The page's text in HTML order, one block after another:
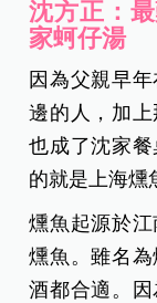
沈方正：
家蚵仔湯
因為父親早
邊的人，加
也成了沈家
的就是上海燻
燻魚起源於
燻魚。雖名
酒都合適。